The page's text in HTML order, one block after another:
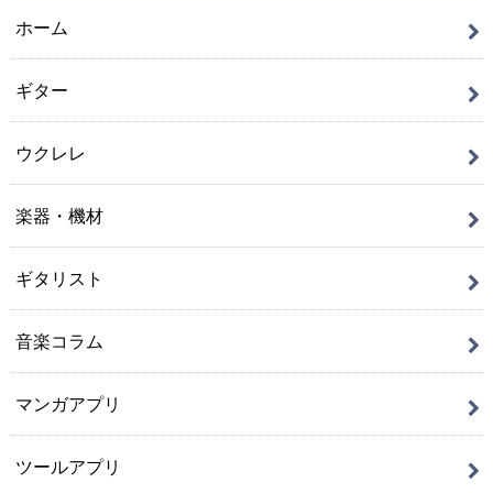
ホーム
ギター
ウクレレ
楽器・機材
ギタリスト
音楽コラム
マンガアプリ
ツールアプリ